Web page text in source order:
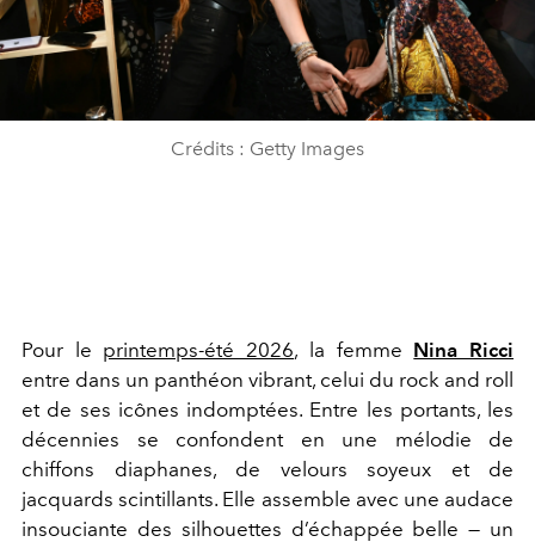
Crédits : Getty Images
Pour le printemps-été 2026, la femme Nina Ricci
entre dans un panthéon vibrant, celui du rock and roll
et de ses icônes indomptées. Entre les portants, les
décennies se confondent en une mélodie de
chiffons diaphanes, de velours soyeux et de
jacquards scintillants. Elle assemble avec une audace
insouciante des silhouettes d’échappée belle — un